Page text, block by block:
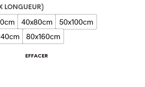
LONGUEUR)
40x80cm
50x100cm
80x160cm
EFFACER